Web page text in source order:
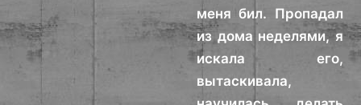
меня бил. Пропадал
из дома неделями, я
искала его,
вытаскивала,